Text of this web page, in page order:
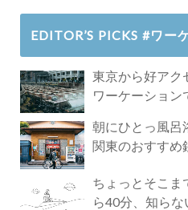
EDITOR’S PICKS #ワー
東京から好アク
ワーケーション
朝にひとっ風呂
関東のおすすめ
ちょっとそこま
ら40分、知らな